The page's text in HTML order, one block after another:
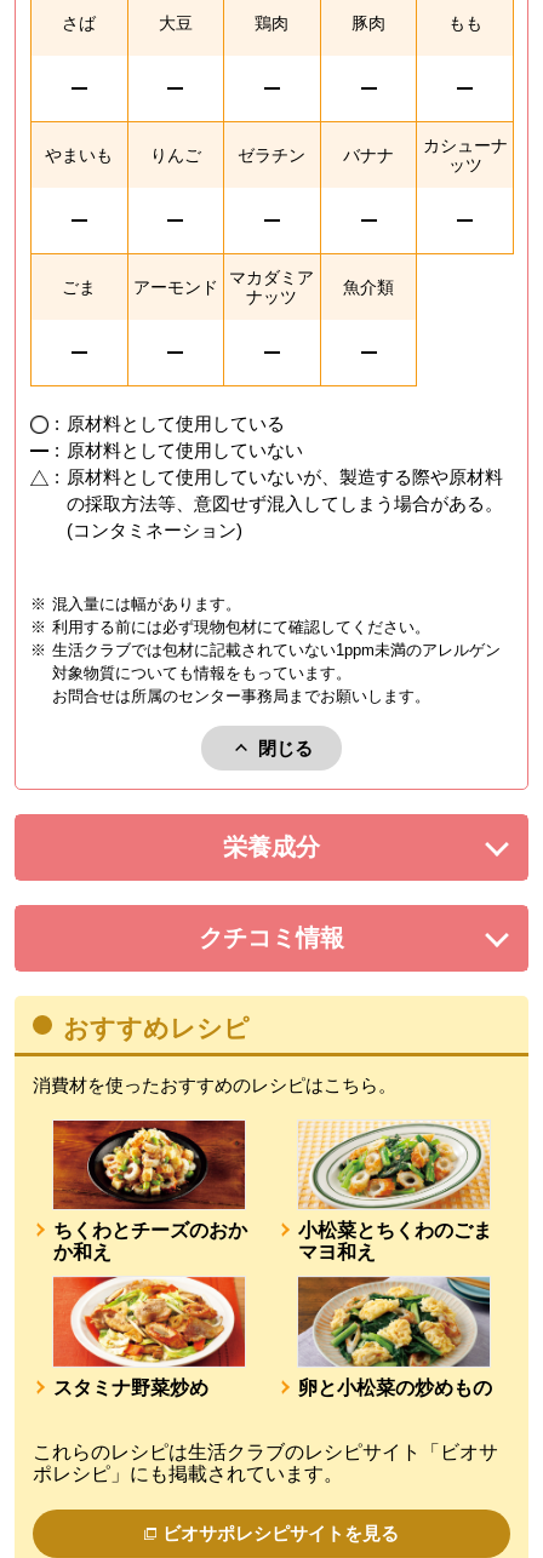
さば 大豆 鶏肉 豚肉 もも
やまいも りんご ゼラチン バナナ
カシューナ
ッツ
ごま アーモンド
マカダミア
ナッツ
魚介類
: 原材料として使用している
: 原材料として使用していない
: 原材料として使用していないが、製造する際や原材料
の採取方法等、意図せず混入してしまう場合がある。
(コンタミネーション)
※ 混入量には幅があります。
※ 利用する前には必ず現物包材にて確認してください。
※ 生活クラブでは包材に記載されていない1ppm未満のアレルゲン
対象物質についても情報をもっています。
お問合せは所属のセンター事務局までお願いします。
閉じる
アレルゲンを閉じる。
栄養成分を展開する。
クチコミ情報
を展開する。
おすすめレシピ
消費材を使ったおすすめのレシピはこちら。
ちくわとチーズのおか
か和え
小松菜とちくわのごま
マヨ和え
スタミナ野菜炒め 卵と小松菜の炒めもの
これらのレシピは生活クラブのレシピサイト「ビオサ
ポレシピ」にも掲載されています。
ビオサポレシピサイトを見る